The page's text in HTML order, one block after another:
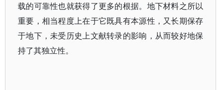
载的可靠性也就获得了更多的根据。地下材料之所以
重要，相当程度上在于它既具有本源性，又长期保存
于地下，未受历史上文献转录的影响，从而较好地保
持了其独立性。